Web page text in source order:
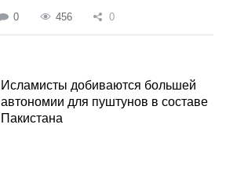
0 456 0
Исламисты добиваются большей
автономии для пуштунов в составе
Пакистана